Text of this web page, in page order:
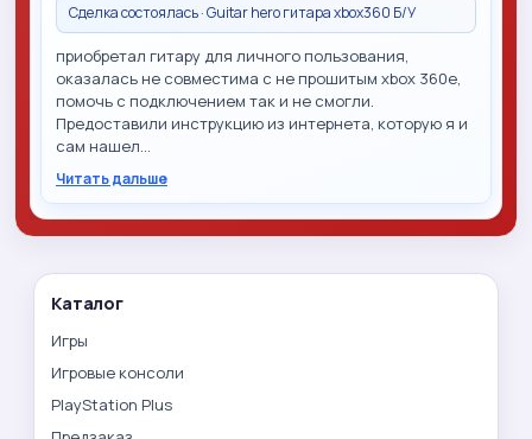
Сделка состоялась · Guitar hero гитара xbox360 Б/У
приобретал гитару для личного пользования,
оказалась не совместима с не прошитым xbox 360e,
помочь с подключением так и не смогли.
Предоставили инструкцию из интернета, которую я и
сам нашел…
Читать дальше
Каталог
Игры
Игровые консоли
PlayStation Plus